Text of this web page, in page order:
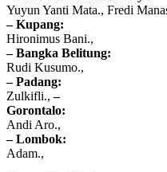
Yuyun Yanti Mata., Fredi
– Kupang:
Hironimus Bani.,
– Bangka Belitung:
Rudi Kusumo.,
– Padang:
Zulkifli.,–
Gorontalo:
Andi Aro.,
– Lombok:
Adam.,